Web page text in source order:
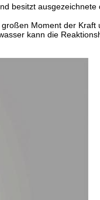
besitzt ausgezeichnete
Moment der Kraft
kann die